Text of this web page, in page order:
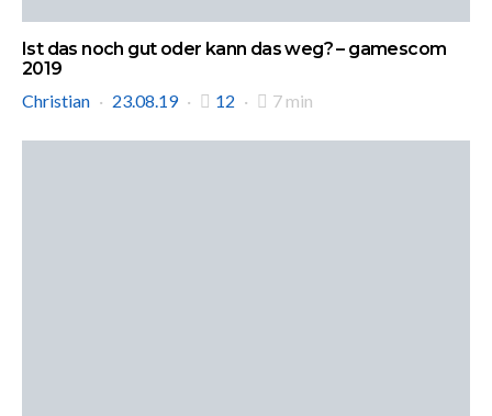
Ist das noch gut oder kann das weg? – gamescom
2019
Christian
23.08.19 12 7 min